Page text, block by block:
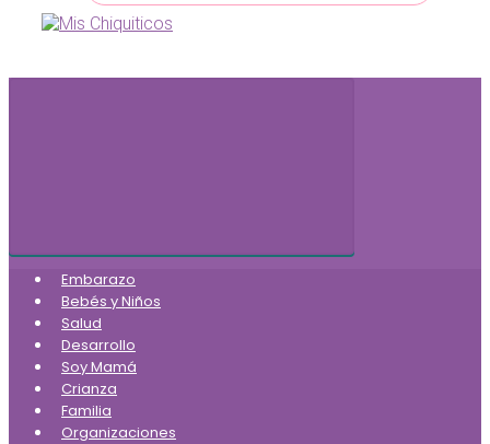
Embarazo
Bebés y Niños
Salud
Desarrollo
Soy Mamá
Crianza
Familia
Organizaciones